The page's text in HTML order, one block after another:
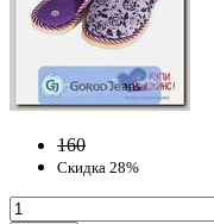
160
Скидка 28%